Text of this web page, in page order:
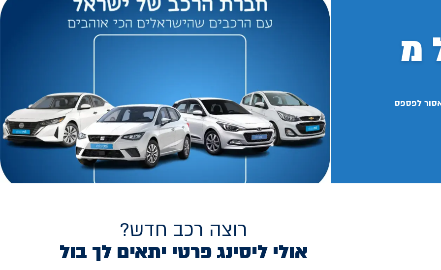
מ
לפספס
רוצה רכב חדש?
אולי ליסינג פרטי יתאים לך בול